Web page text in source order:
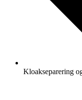
Kloakseparering